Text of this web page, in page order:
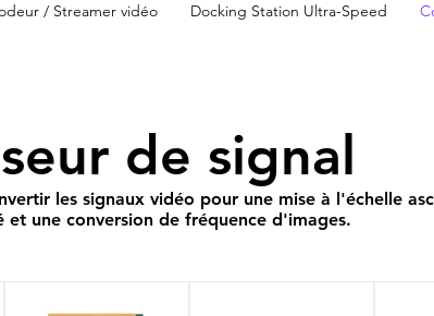
/ Streamer vidéo Docking Station Ultra-Speed
de signal
les signaux vidéo pour une mise à l'échelle
et une conversion de fréquence d'images.